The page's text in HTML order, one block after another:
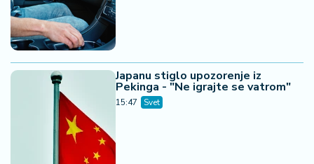
Japanu stiglo upozorenje iz
Pekinga - "Ne igrajte se vatrom"
15:47 Svet